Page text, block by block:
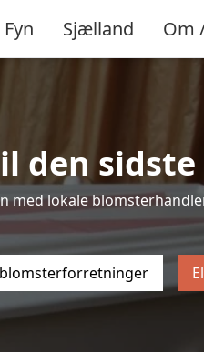
Fyn Sjælland Om
den
med lokale